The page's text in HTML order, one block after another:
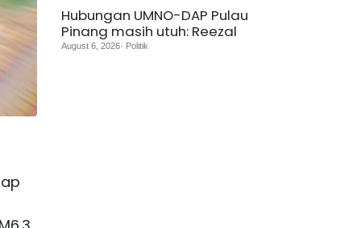
Hubungan UMNO-DAP Pulau
Pinang masih utuh: Reezal
August 6, 2026· Politik